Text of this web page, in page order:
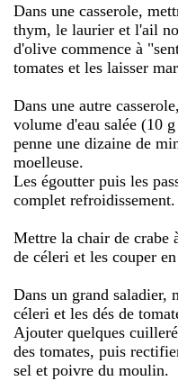
Dans une casserole,
thym, le laurier et l'ail
d'olive commence à
tomates et les laisser
Dans une autre
volume d'eau salée (10
penne une dizaine de
moelleuse.
Les égoutter puis les
complet refroidissement.
Mettre la chair de crabe
de céleri et les couper
Dans un grand saladier,
céleri et les dés de
Ajouter quelques
des tomates, puis
sel et poivre du moulin.